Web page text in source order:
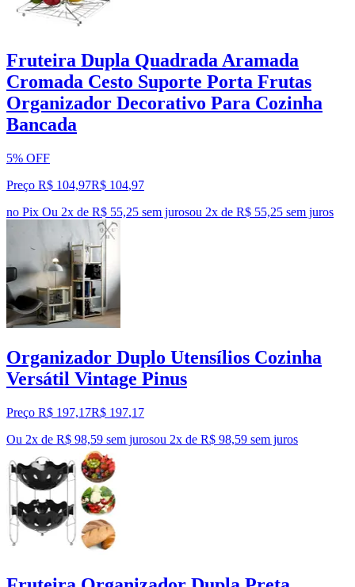
Fruteira Dupla Quadrada Aramada
Cromada Cesto Suporte Porta Frutas
Organizador Decorativo Para Cozinha
Bancada
5% OFF
Preço R$ 104,97R$ 104,97
no Pix Ou 2x de R$ 55,25 sem jurosou 2x de R$ 55,25 sem juros
Organizador Duplo Utensílios Cozinha
Versátil Vintage Pinus
Preço R$ 197,17R$ 197,17
Ou 2x de R$ 98,59 sem jurosou 2x de R$ 98,59 sem juros